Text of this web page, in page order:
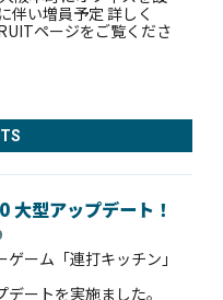
伴い増員予定 詳しく
ページをご覧くださ
開始いたしました
と
大型アップデート！
ゲーム「連打キッチン」
デートを実施ました。